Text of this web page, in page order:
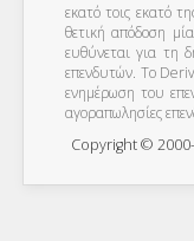
εκατό τοις εκατό
θετική απόδοση
ευθύνεται για τη
επενδυτών. To
ενημέρωση του
αγοραπωλησίες
Copyright ©